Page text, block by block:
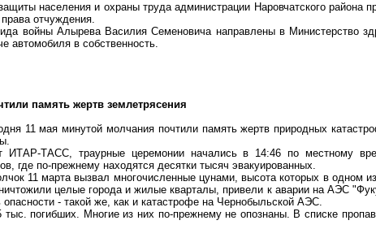
населения и охраны труда администрации Наровчатского района
отчуждения.
войны Алырева Василия Семеновича направлены в Министерство
автомобиля в собственность.
память жертв землетрясения
11 мая минутой молчания почтили память жертв природных
ИТАР-ТАСС, траурные церемонии начались в 14:46 по местному
где по-прежнему находятся десятки тысяч эвакуированных.
11 марта вызвал многочисленные цунами, высота которых в одном
целые города и жилые кварталы, привели к аварии на АЭС
- такой же, как и катастрофе на Чернобыльской АЭС.
погибших. Многие из них по-прежнему не опознаны. В списке